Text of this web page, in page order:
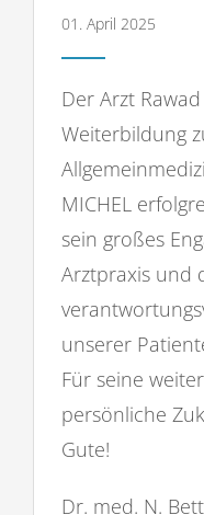
01. April 2025
Der Arzt
Weiterbildung
MICHEL
sein großes
Arztpraxis und
unserer
Für seine
persönliche
Gute!
Dr. med. N.